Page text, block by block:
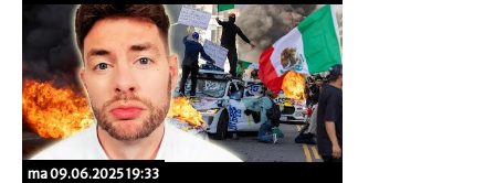
ma 09.06.2025 19:33